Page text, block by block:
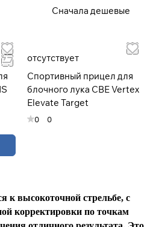
Сначала дешевые
отсутствует
Спортивный прицел для
блочного лука CBE Vertex
Elevate Target
0 0
к высокоточной стрельбе, с
корректировки по точкам
заказа
оплаты
ПЛАЙТ
сегодня только
банка
способом